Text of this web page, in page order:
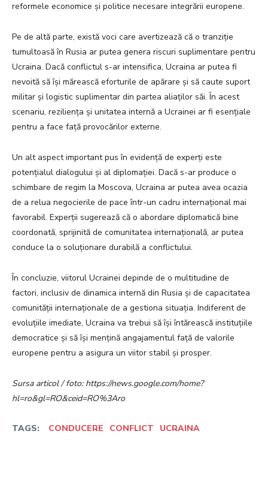
reformele economice și politice necesare integrării europene.
Pe de altă parte, există voci care avertizează că o tranziție
tumultoasă în Rusia ar putea genera riscuri suplimentare pentru
Ucraina. Dacă conflictul s-ar intensifica, Ucraina ar putea fi
nevoită să își mărească eforturile de apărare și să caute suport
militar și logistic suplimentar din partea aliaților săi. În acest
scenariu, reziliența și unitatea internă a Ucrainei ar fi esențiale
pentru a face față provocărilor externe.
Un alt aspect important pus în evidență de experți este
potențialul dialogului și al diplomației. Dacă s-ar produce o
schimbare de regim la Moscova, Ucraina ar putea avea ocazia
de a relua negocierile de pace într-un cadru internațional mai
favorabil. Experții sugerează că o abordare diplomatică bine
coordonată, sprijinită de comunitatea internațională, ar putea
conduce la o soluționare durabilă a conflictului.
În concluzie, viitorul Ucrainei depinde de o multitudine de
factori, inclusiv de dinamica internă din Rusia și de capacitatea
comunității internaționale de a gestiona situația. Indiferent de
evoluțiile imediate, Ucraina va trebui să își întărească instituțiile
democratice și să își mențină angajamentul față de valorile
europene pentru a asigura un viitor stabil și prosper.
Sursa articol / foto: https://news.google.com/home?
hl=ro&gl=RO&ceid=RO%3Aro
TAGS: CONDUCERE CONFLICT UCRAINA